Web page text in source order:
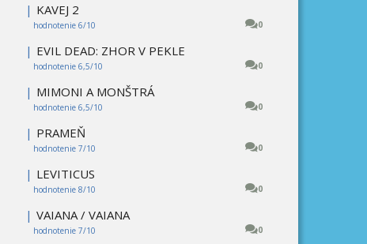
| KAVEJ 2
0
hodnotenie 6/10
| EVIL DEAD: ZHOR V PEKLE
0
hodnotenie 6,5/10
| MIMONI A MONŠTRÁ
0
hodnotenie 6,5/10
| PRAMEŇ
0
hodnotenie 7/10
| LEVITICUS
0
hodnotenie 8/10
| VAIANA / VAIANA
0
hodnotenie 7/10